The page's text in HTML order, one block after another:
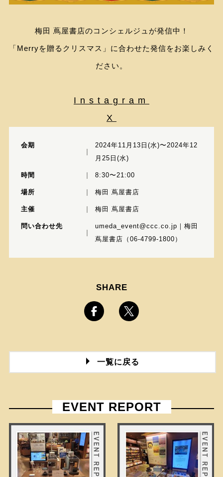
梅田 蔦屋書店のコンシェルジュが発信中！
「Merryを贈るクリスマス」に合わせた発信をお楽しみく
ださい。
Instagram
X
会期
2024年11月13日(水)〜2024年12
月25日(水)
時間 8:30〜21:00
場所 梅田 蔦屋書店
主催 梅田 蔦屋書店
問い合わせ先
umeda_event@ccc.co.jp｜梅田
蔦屋書店（06-4799-1800）
SHARE
一覧に戻る
EVENT REPORT